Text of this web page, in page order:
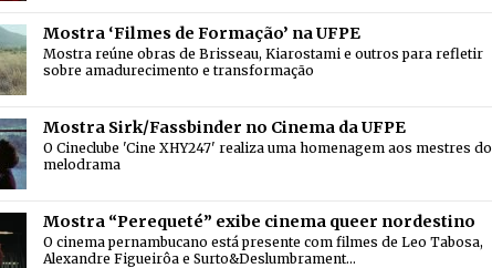
Mostra ‘Filmes de Formação’ na UFPE
Mostra reúne obras de Brisseau, Kiarostami e outros para refletir
sobre amadurecimento e transformação
Mostra Sirk/Fassbinder no Cinema da UFPE
O Cineclube 'Cine XHY247' realiza uma homenagem aos mestres do
melodrama
Mostra “Perequeté” exibe cinema queer nordestino
O cinema pernambucano está presente com filmes de Leo Tabosa,
Alexandre Figueirôa e Surto&Deslumbrament…